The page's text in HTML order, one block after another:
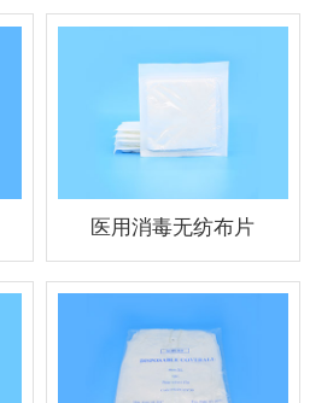
医用消毒无纺布片